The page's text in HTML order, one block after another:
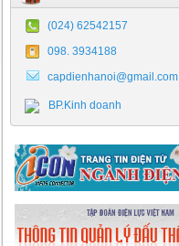
(024) 62542157
098. 3934188
capdienhanoi@gmail.com
BP.Kinh doanh